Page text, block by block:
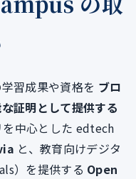
習成果や資格を ブロ
証明として提供する
を中心とした edtech
と、教育向けデジタ
）を提供する Open